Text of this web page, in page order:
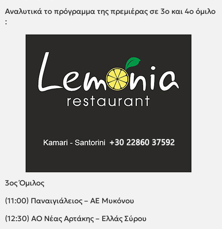
Αναλυτικά το πρόγραμμα της πρεμιέρας σε 3ο και 4ο όμιλο
:
3ος Όμιλος
(11:00) Παναιγιάλειος – ΑΕ Μυκόνου
(12:30) ΑΟ Νέας Αρτάκης – Ελλάς Σύρου